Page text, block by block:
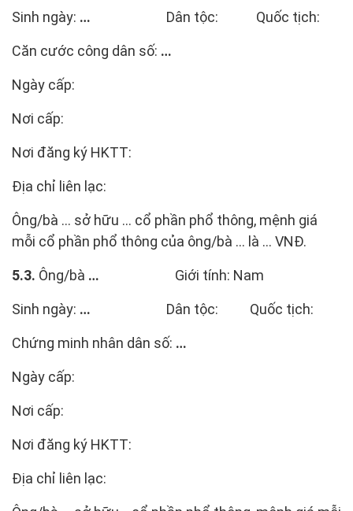
Sinh ngày: … Dân tộc: Quốc tịch:
Căn cước công dân số: …
Ngày cấp:
Nơi cấp:
Nơi đăng ký HKTT:
Địa chỉ liên lạc:
Ông/bà … sở hữu ... cổ phần phổ thông, mệnh giá
mỗi cổ phần phổ thông của ông/bà ... là ... VNĐ.
5.3. Ông/bà … Giới tính: Nam
Sinh ngày: … Dân tộc: Quốc tịch:
Chứng minh nhân dân số: …
Ngày cấp:
Nơi cấp:
Nơi đăng ký HKTT:
Địa chỉ liên lạc: